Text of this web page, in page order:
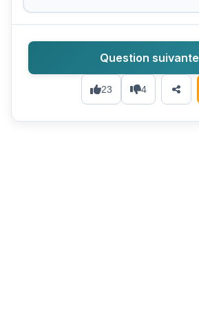
23 4
Question suivante